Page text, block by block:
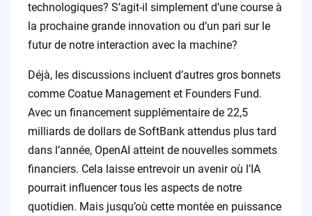
technologiques? S’agit-il simplement d’une course à
la prochaine grande innovation ou d’un pari sur le
futur de notre interaction avec la machine?
Déjà, les discussions incluent d’autres gros bonnets
comme Coatue Management et Founders Fund.
Avec un financement supplémentaire de 22,5
milliards de dollars de SoftBank attendus plus tard
dans l’année, OpenAI atteint de nouvelles sommets
financiers. Cela laisse entrevoir un avenir où l’IA
pourrait influencer tous les aspects de notre
quotidien. Mais jusqu’où cette montée en puissance